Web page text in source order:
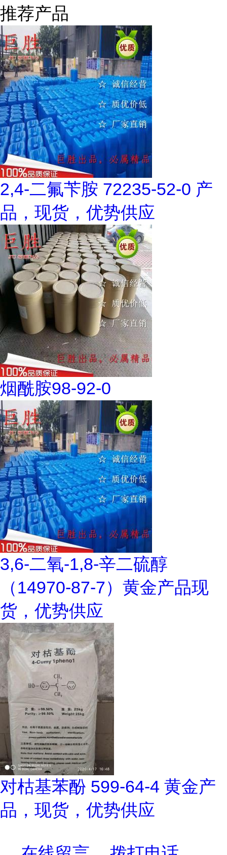
推荐产品
2,4-二氟苄胺 72235-52-0 产
品，现货，优势供应
烟酰胺98-92-0
3,6-二氧-1,8-辛二硫醇
（14970-87-7）黄金产品现
货，优势供应
对枯基苯酚 599-64-4 黄金产
品，现货，优势供应